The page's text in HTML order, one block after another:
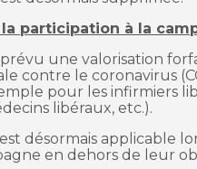
participation à la
une valorisation
contre le coronavirus
pour les infirmiers
libéraux, etc.).
désormais applicable
en dehors de leur